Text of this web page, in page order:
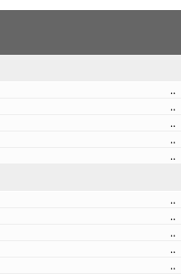
..
..
..
..
..
..
..
..
..
..